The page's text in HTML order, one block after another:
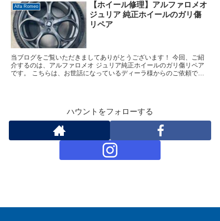
Alfa Romeo
【ホイール修理】アルファロメオ
ジュリア 純正ホイールのガリ傷
リペア
当ブログをご覧いただきましてありがとうございます！ 今回、ご紹
介するのは、アルファロメオ ジュリア純正ホイールのガリ傷リペア
です。 こちらは、お世話になっているディーラ様からのご依頼で
ハウントをフォローする